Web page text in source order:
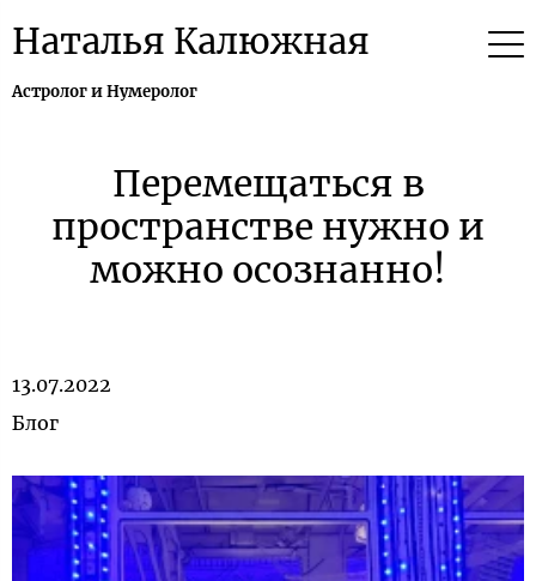
Наталья Калюжная
Астролог и Нумеролог
Перемещаться в
пространстве нужно и
можно осознанно!
13.07.2022
Блог